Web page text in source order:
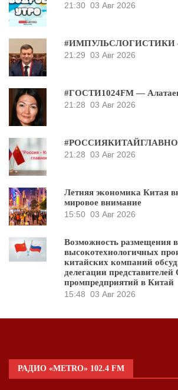
21:30 03 Авг 2026
#ИМПУЛЬСЛОГИСТИКИ
21:29 03 Авг 2026
#ГОСТИ1024FM —
21:28 03 Авг 2026
21:28 03 Авг 2026
Летняя экономика Китая
мировое внимание
15:50 03 Авг 2026
Возможность размещения
высокотехнологичных
китайских компаний
делегации
промпредприятий в Китай
15:48 03 Авг 2026
РАДИО «METRO» 102.4 FM